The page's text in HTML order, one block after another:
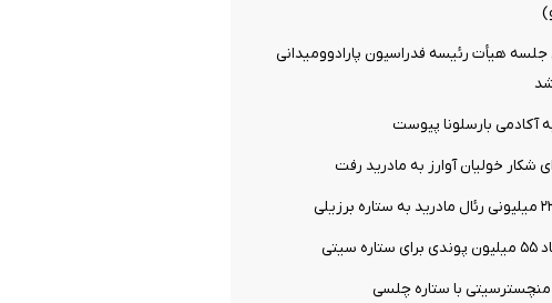
هیأت رئیسه فدراسیون پارادوومیدانی
شد
آکادمی بارسلونا پیوست
شکار خولیان آوارز به مادرید رفت
سیتی
با ستاره چلسی